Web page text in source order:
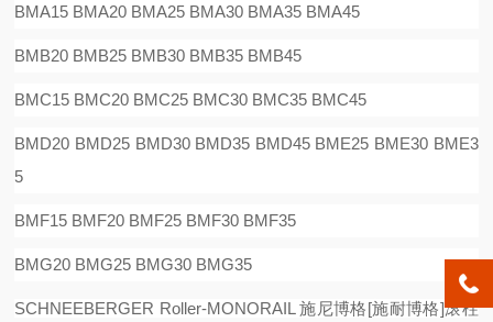
BMA15 BMA20 BMA25 BMA30 BMA35 BMA45
BMB20 BMB25 BMB30 BMB35 BMB45
BMC15 BMC20 BMC25 BMC30 BMC35 BMC45
BMD20 BMD25 BMD30 BMD35 BMD45 BME25 BME30 BME3
5
BMF15 BMF20 BMF25 BMF30 BMF35
BMG20 BMG25 BMG30 BMG35
SCHNEEBERGER Roller-MONORAIL施尼博格[施耐博格]滚柱